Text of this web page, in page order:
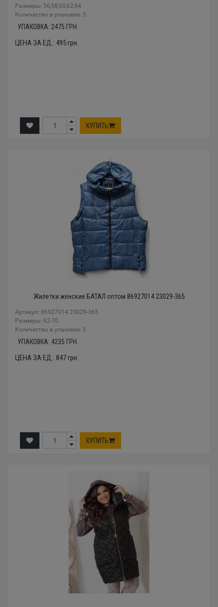
Размеры: 56,58,60,62,64
Количество в упаковке: 5
УПАКОВКА: 2475 ГРН.
ЦЕНА ЗА ЕД.: 495грн.
КУПИТЬ
Жилетки женские БАТАЛ оптом 86927014 23029-365
Артикул: 86927014 23029-365
Размеры: 62-70
Количество в упаковке: 5
УПАКОВКА: 4235 ГРН.
ЦЕНА ЗА ЕД.: 847грн.
КУПИТЬ